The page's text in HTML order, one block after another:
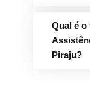
Qual é o
Piraju?